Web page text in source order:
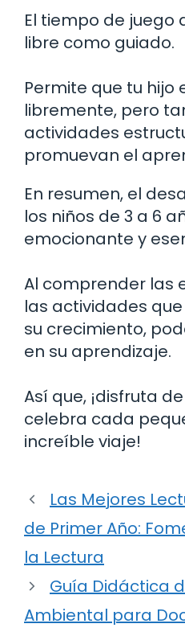
El tiempo de juego
libre como guiado.
Permite que tu hijo
libremente, pero
actividades
promuevan el
En resumen, el
los niños de 3 a 6
emocionante y
Al comprender las
las actividades
su crecimiento,
en su aprendizaje.
Así que, ¡disfruta
celebra cada
increíble viaje!
Las Mejores
de Primer Año:
la Lectura
Guía Didáctica
Ambiental para